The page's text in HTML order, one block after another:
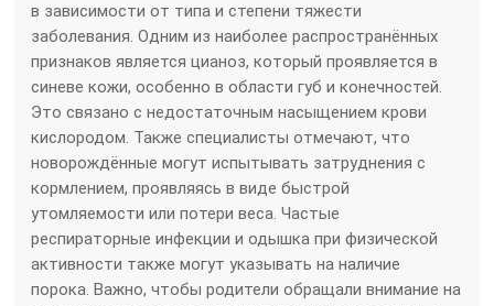
в зависимости от типа и степени тяжести
заболевания. Одним из наиболее распространённых
признаков является цианоз, который проявляется в
синеве кожи, особенно в области губ и конечностей.
Это связано с недостаточным насыщением крови
кислородом. Также специалисты отмечают, что
новорождённые могут испытывать затруднения с
кормлением, проявляясь в виде быстрой
утомляемости или потери веса. Частые
респираторные инфекции и одышка при физической
активности также могут указывать на наличие
порока. Важно, чтобы родители обращали внимание на